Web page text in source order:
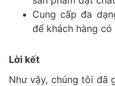
Cung cấp đa
để khách hàng
Lời kết
Như vậy, chúng tôi đã